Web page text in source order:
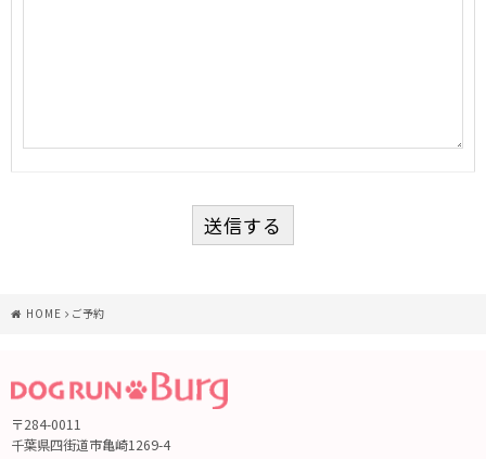
HOME ご予約
〒284-0011
千葉県四街道市亀崎1269-4